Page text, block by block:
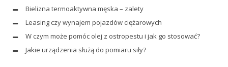
Bielizna termoaktywna męska – zalety
Leasing czy wynajem pojazdów ciężarowych
W czym może pomóc olej z ostropestu i jak go stosować?
Jakie urządzenia służą do pomiaru siły?